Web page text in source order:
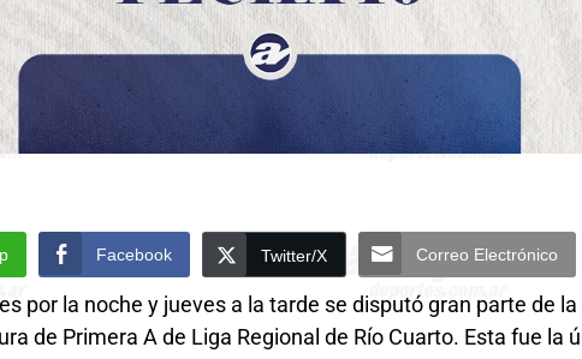
Facebook Twitter/X Correo Electrónico
por la noche y jueves a la tarde se disputó gran parte de
de Primera A de Liga Regional de Río Cuarto. Esta fue la